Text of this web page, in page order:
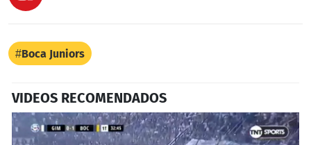
Boca Juniors
VIDEOS RECOMENDADOS